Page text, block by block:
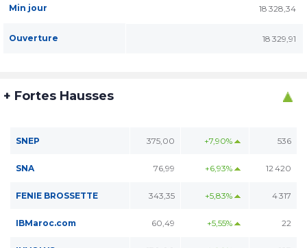
Min jour 18 328,34
Ouverture 18 329,91
+ Fortes Hausses
SNEP 375,00 +7,90% 536
SNA 76,99 +6,93% 12 420
FENIE BROSSETTE 343,35 +5,83% 4 317
IBMaroc.com 60,49 +5,55% 22